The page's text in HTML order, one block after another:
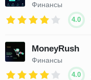
Финансы
4.0
MoneyRush
Финансы
4.0